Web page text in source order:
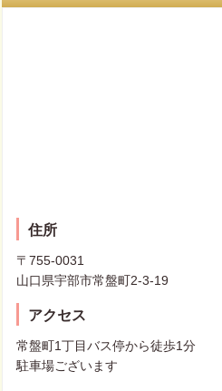
住所
〒755-0031
山口県宇部市常盤町2-3-19
アクセス
常盤町1丁目バス停から徒歩1分
駐車場ございます